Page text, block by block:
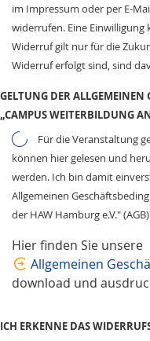
im Impressum oder per E-
widerrufen. Eine
Widerruf gilt nur für die
Widerruf erfolgt sind, sind
GELTUNG DER ALLGEMEINEN
„CAMPUS WEITERBILDUNG
Für die Veranstaltung
können hier gelesen und
werden. Ich bin damit
Allgemeinen
der HAW Hamburg e.V."
Hier finden Sie unsere
Allgemeinen
download und
ICH ERKENNE DAS